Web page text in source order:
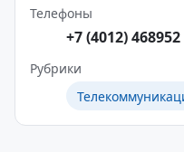
Телефоны
+7 (4012) 468952
Рубрики